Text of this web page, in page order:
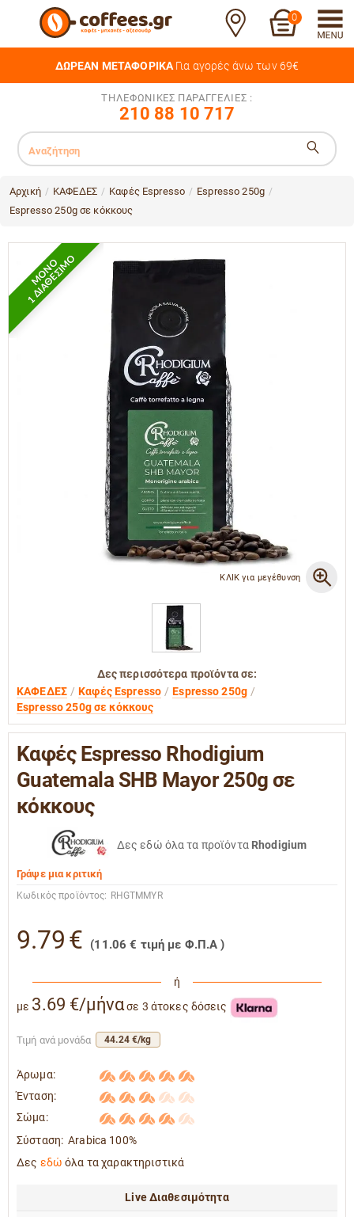
0
ΔΩΡΕΑΝ ΜΕΤΑΦΟΡΙΚΑ Για αγορές άνω των 69€
ΤΗΛΕΦΩΝΙΚΕΣ ΠΑΡΑΓΓΕΛΙΕΣ :
210 88 10 717
Αρχική / ΚΑΦΕΔΕΣ / Καφές Espresso / Espresso 250g /
Espresso 250g σε κόκκους
ΚΛΙΚ για μεγέθυνση
ΜΟΝΟ
1 ΔΙΑΘΕΣΙΜΟ
Δες περισσότερα προϊόντα σε:
ΚΑΦΕΔΕΣ
Καφές Espresso
Espresso 250g
Espresso 250g σε κόκκους
Καφές Espresso Rhodigium
Guatemala SHB Mayor 250g σε
κόκκους
Δες εδώ όλα τα προϊόντα Rhodigium
Γράψε μια κριτική
Κωδικός προϊόντος: RHGTMMYR
9.79€ (11.06 € τιμή με Φ.Π.Α )
ή
με 3.69 €/μήνασε 3 άτοκες δόσεις
Τιμή ανά μονάδα 44.24 €/kg
Άρωμα:
Ένταση:
Σώμα:
Σύσταση: Arabica 100%
Δες εδώ όλα τα χαρακτηριστικά
Live Διαθεσιμότητα